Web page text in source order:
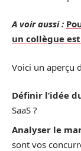
A voir aussi :
un collègue
Voici un aperçu
Définir l’idée
SaaS ?
Analyser le
sont vos